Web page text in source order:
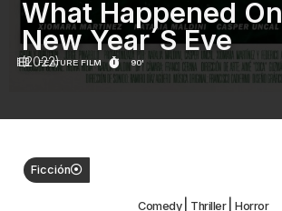
FEATURE FILM 90'
What Happened On
New Year´S Eve
(2022)
Ficción
Comedy Thriller Horror